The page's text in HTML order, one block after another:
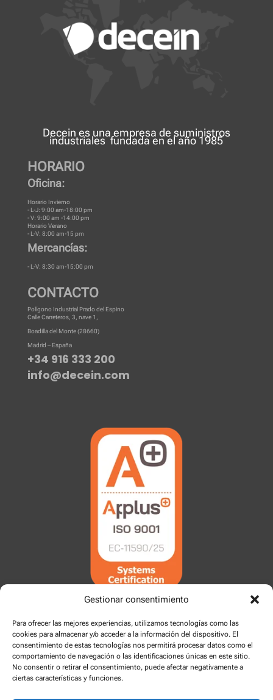
Gestionar consentimiento
Para ofrecer las mejores experiencias, utilizamos tecnologías como las
cookies para almacenar y/o acceder a la información del dispositivo. El
consentimiento de estas tecnologías nos permitirá procesar datos como el
comportamiento de navegación o las identificaciones únicas en este sitio.
No consentir o retirar el consentimiento, puede afectar negativamente a
ciertas características y funciones.
Decein es unaempresa de suministros
industrialesfundada en el año 1985
HORARIO
Oficina:
Horario Invierno
- L-J: 9:00 am-18:00 pm
- V: 9:00 am -14:00 pm
Horario Verano
- L-V: 8:00 am-15 pm
Mercancías:
- L-V: 8:30 am-15:00 pm
CONTACTO
Polígono Industrial Prado del Espino
Calle Carreteros, 3, nave 1,
Boadilla del Monte (28660)
Madrid – España
+34 916 333 200
info@decein.com